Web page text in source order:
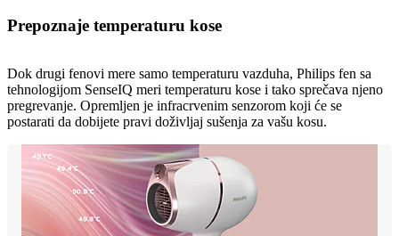
Prepoznaje temperaturu kose
Dok drugi fenovi mere samo temperaturu vazduha, Philips fen sa
tehnologijom SenseIQ meri temperaturu kose i tako sprečava njeno
pregrevanje. Opremljen je infracrvenim senzorom koji će se
postarati da dobijete pravi doživljaj sušenja za vašu kosu.